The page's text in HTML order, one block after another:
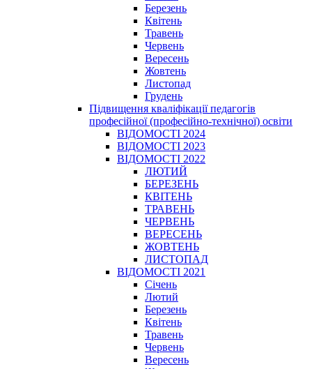
Березень
Квітень
Травень
Червень
Вересень
Жовтень
Листопад
Грудень
Підвищення кваліфікації педагогів
професійної (професійно-технічної) освіти
ВІДОМОСТІ 2024
ВІДОМОСТІ 2023
ВІДОМОСТІ 2022
ЛЮТИЙ
БЕРЕЗЕНЬ
КВІТЕНЬ
ТРАВЕНЬ
ЧЕРВЕНЬ
ВЕРЕСЕНЬ
ЖОВТЕНЬ
ЛИСТОПАД
ВІДОМОСТІ 2021
Січень
Лютий
Березень
Квітень
Травень
Червень
Вересень